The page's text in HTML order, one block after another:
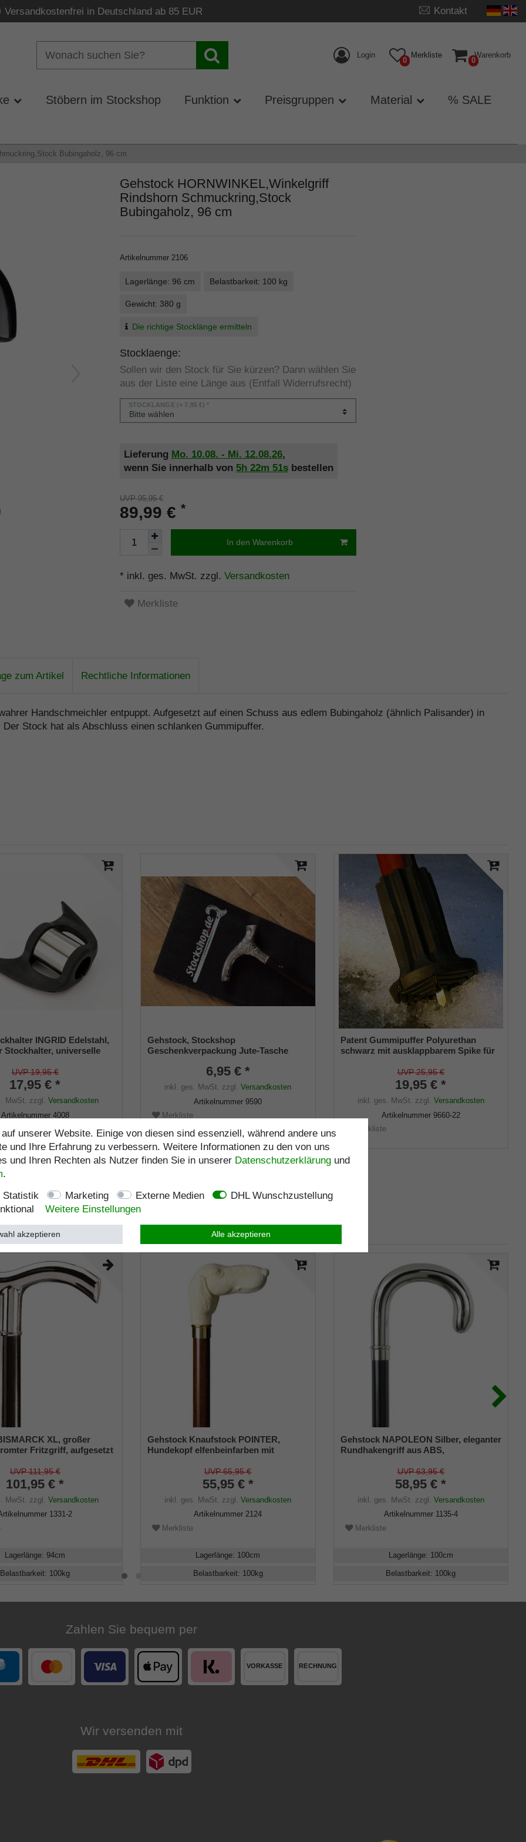
Versandkostenfrei in Deutschland ab 85 EUR Kontakt
Login
0
Merkliste
0
Warenkorb
Stöbern im Stockshop Funktion Preisgruppen Material % SALE
Bubingaholz, 96 cm
Gehstock HORNWINKEL,Winkelgriff
Rindshorn Schmuckring,Stock
Bubingaholz, 96 cm
Artikelnummer 2106
Lagerlänge: 96 cm Belastbarkeit: 100 kg
Gewicht: 380 g
Die richtige Stocklänge ermitteln
Stocklaenge:
Sollen wir den Stock für Sie kürzen? Dann wählen Sie
aus der Liste eine Länge aus (Entfall Widerrufsrecht)
STOCKLÄNGE (+ 7,95 €) *
Lieferung Mo. 10.08. - Mi. 12.08.26,
wenn Sie innerhalb von 5h 22m 50sbestellen
UVP 95,95 €
89,99 € *
In den Warenkorb
* inkl. ges. MwSt. zzgl. Versandkosten
Merkliste
zum Artikel Rechtliche Informationen
Handschmeichler entpuppt. Aufgesetzt auf einen Schuss aus edlem Bubingaholz (ähnlich Palisander) in
Stock hat als Abschluss einen schlanken Gummipuffer.
INGRID Edelstahl,
Stockhalter, universelle
UVP 19,95 €
17,95 € *
MwSt. zzgl. Versandkosten
Artikelnummer 4008
Gehstock, Stockshop
Geschenkverpackung Jute-Tasche
6,95 € *
inkl. ges. MwSt. zzgl.Versandkosten
Artikelnummer9590
Merkliste
Lagerlänge :103
Belastbarkeit:kg
Patent Gummipuffer Polyurethan
schwarz mit ausklappbarem Spike für
flexibler Schaft für Durchmesser von
UVP 25,95 €
19,95 € *
inkl. ges. MwSt. zzgl. Versandkosten
Artikelnummer 9660-22
Merkliste
XL, großer
Fritzgriff, aufgesetzt
schwarz lackiert, inklusiv
UVP 111,95 €
101,95 € *
MwSt. zzgl. Versandkosten
1331-2
Lagerlänge:94cm
Belastbarkeit: 100kg
Gehstock Knaufstock POINTER,
Hundekopf elfenbeinfarben mit
aufgesetzt auf einen Stock aus
seidenmatt-braun lackiertem
Buchenholz, inklusiv Schlankpuffer.
UVP 65,95 €
55,95 € *
inkl. ges. MwSt. zzgl.Versandkosten
Artikelnummer2124
Merkliste
Lagerlänge: 100cm
Belastbarkeit: 100kg
Gehstock NAPOLEON Silber, eleganter
Rundhakengriff aus ABS,
Stock aus schwarz lackiertem
Buchenholz, inklusiv Schlankpuffer.
UVP 63,95 €
58,95 € *
inkl. ges. MwSt. zzgl. Versandkosten
Artikelnummer 1135-4
Merkliste
Lagerlänge: 100cm
Belastbarkeit: 100kg
Zahlen Sie bequem per
Wir versenden mit
unserer Website. Einige von diesen sind essenziell, während andere uns
und Ihre Erfahrung zu verbessern. Weitere Informationen zu den von uns
und Ihren Rechten als Nutzer finden Sie in unserer Daten­schutz­erklärungund
.
Statistik Marketing Externe Medien
DHL Wunschzustellung
Weitere Einstellungen
Alle akzeptieren
akzeptieren